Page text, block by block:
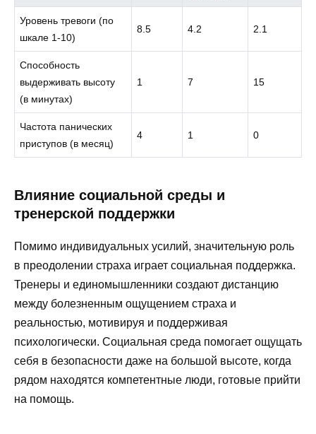
Уровень тревоги (по
шкале 1-10)
8.5 4.2 2.1
Способность
выдерживать высоту
(в минутах)
1 7 15
Частота панических
приступов (в месяц)
4 1 0
Влияние социальной среды и
тренерской поддержки
Помимо индивидуальных усилий, значительную роль
в преодолении страха играет социальная поддержка.
Тренеры и единомышленники создают дистанцию
между болезненным ощущением страха и
реальностью, мотивируя и поддерживая
психологически. Социальная среда помогает ощущать
себя в безопасности даже на большой высоте, когда
рядом находятся компетентные люди, готовые прийти
на помощь.